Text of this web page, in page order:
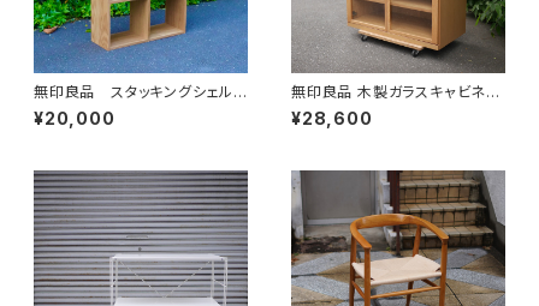
無印良品 スタッキングシェル
フ 3段
¥20,000
無印良品 木製ガラスキャビネッ
ト
¥28,600